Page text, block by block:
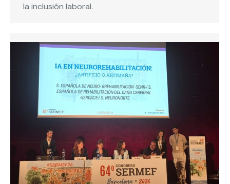
la inclusión laboral.